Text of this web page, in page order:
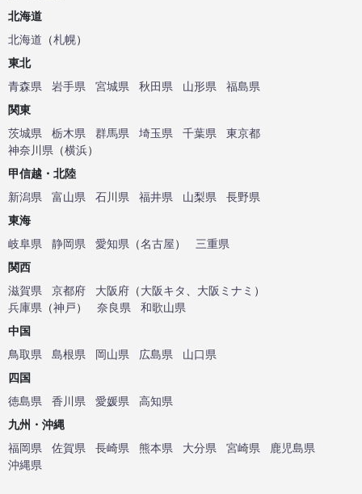
北海道
北海道 （札幌）
東北
青森県
岩手県 宮城県 秋田県 山形県
福島県
関東
茨城県
栃木県 群馬県 埼玉県 千葉県
東京都
神奈川県 （横浜）
甲信越・北陸
新潟県
富山県 石川県 福井県 山梨県
長野県
東海
岐阜県
静岡県 愛知県 （名古屋）
三重県
関西
滋賀県
京都府 大阪府 （大阪キタ 大阪ミナミ ）
兵庫県 （神戸） 奈良県
和歌山県
中国
鳥取県
島根県 岡山県 広島県
山口県
四国
徳島県
香川県 愛媛県
高知県
九州・沖縄
福岡県
佐賀県 長崎県 熊本県 大分県 宮崎県
鹿児島県
沖縄県